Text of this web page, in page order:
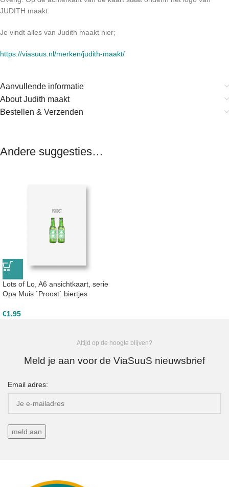
JUDITH maakt
Je vindt alles van Judith maakt hier;
https://viasuus.nl/merken/judith-maakt/
Aanvullende informatie
About Judith maakt
Bestellen & Verzenden
Andere suggesties…
Lots of Lo, A6 ansichtkaart, serie
Opa Muis `Proost` biertjes
€1.95
Altijd op de hoogte blijven?
Meld je aan voor de ViaSuuS nieuwsbrief
Email adres: